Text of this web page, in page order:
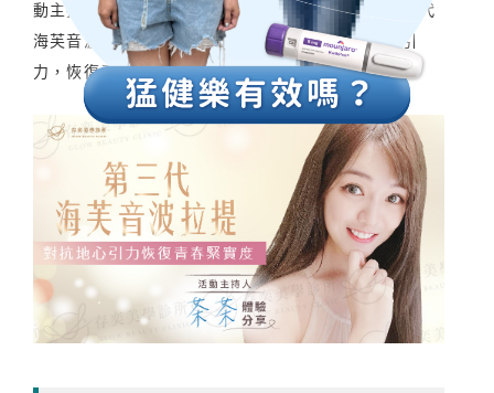
動主持人茶茶跟我們分享，她在存奕美學診所的第三代
海芙音波拉提心得，周建存院長如何幫她對抗地心引
力，恢復青春緊實度。